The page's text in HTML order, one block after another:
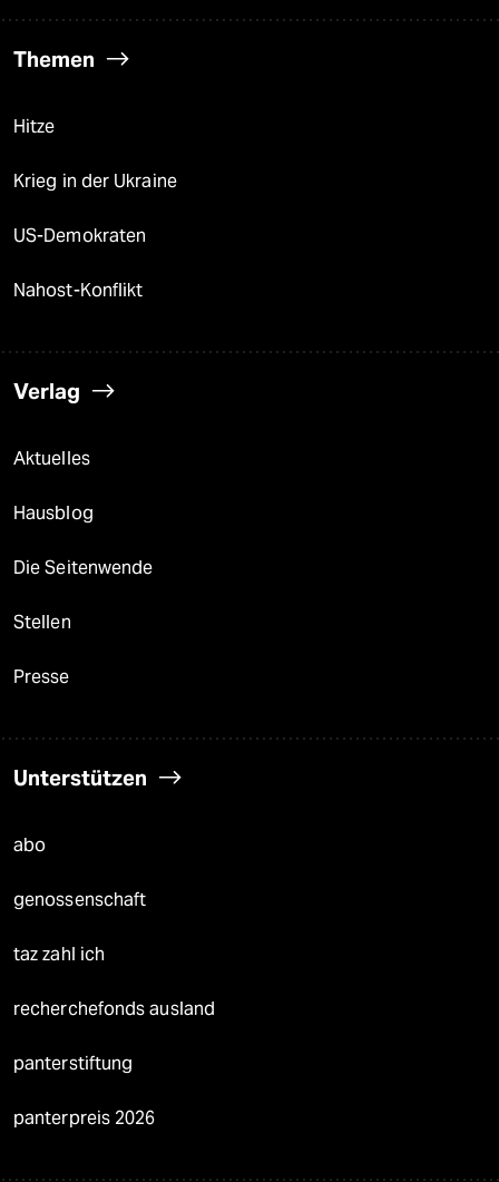
Themen
Hitze
Krieg in der Ukraine
US-Demokraten
Nahost-Konflikt
Verlag
Aktuelles
Hausblog
Die Seitenwende
Stellen
Presse
Unterstützen
abo
genossenschaft
taz zahl ich
recherchefonds ausland
panterstiftung
panterpreis 2026